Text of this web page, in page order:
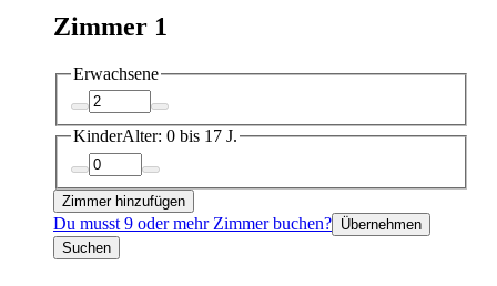
Zimmer 1
Erwachsene
KinderAlter: 0 bis 17 J.
Zimmer hinzufügen
Du musst 9 oder mehr Zimmer buchen? Übernehmen
Suchen